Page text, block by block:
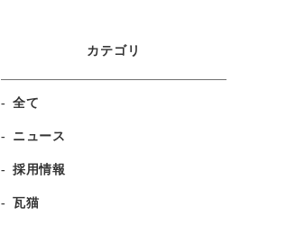
カテゴリ
全て
ニュース
採用情報
瓦猫